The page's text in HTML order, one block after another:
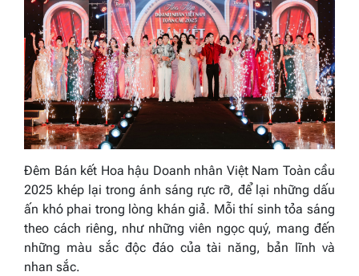
Đêm Bán kết Hoa hậu Doanh nhân Việt Nam Toàn cầu
2025 khép lại trong ánh sáng rực rỡ, để lại những dấu
ấn khó phai trong lòng khán giả. Mỗi thí sinh tỏa sáng
theo cách riêng, như những viên ngọc quý, mang đến
những màu sắc độc đáo của tài năng, bản lĩnh và
nhan sắc.